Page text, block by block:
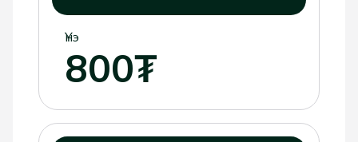
Үнэ
800₮